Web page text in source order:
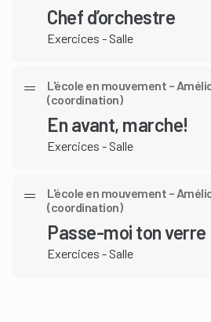
Chef d’orchestre
Exercices - Salle
L'école en mouvement –
(coordination)
En avant, marche!
Exercices - Salle
L'école en mouvement –
(coordination)
Passe-moi ton verre
Exercices - Salle